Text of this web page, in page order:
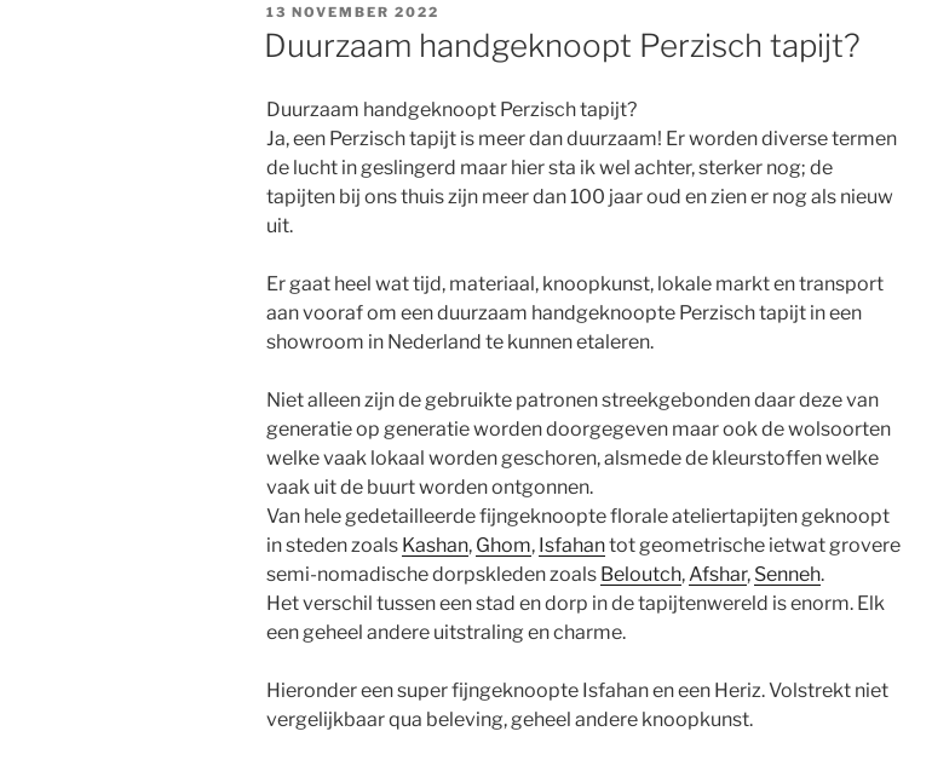
GEPLAATST
OP
13 NOVEMBER 2022
Duurzaam handgeknoopt Perzisch tapijt?
Duurzaam handgeknoopt Perzisch tapijt?
Ja, een Perzisch tapijt is meer dan duurzaam! Er worden diverse termen
de lucht in geslingerd maar hier sta ik wel achter, sterker nog; de
tapijten bij ons thuis zijn meer dan 100 jaar oud en zien er nog als nieuw
uit.
Er gaat heel wat tijd, materiaal, knoopkunst, lokale markt en transport
aan vooraf om een duurzaam handgeknoopte Perzisch tapijt in een
showroom in Nederland te kunnen etaleren.
Niet alleen zijn de gebruikte patronen streekgebonden daar deze van
generatie op generatie worden doorgegeven maar ook de wolsoorten
welke vaak lokaal worden geschoren, alsmede de kleurstoffen welke
vaak uit de buurt worden ontgonnen.
Van hele gedetailleerde fijngeknoopte florale ateliertapijten geknoopt
in steden zoals Kashan, Ghom, Isfahantot geometrische ietwat grovere
semi-nomadische dorpskleden zoals Beloutch, Afshar, Senneh.
Het verschil tussen een stad en dorp in de tapijtenwereld is enorm. Elk
een geheel andere uitstraling en charme.
Hieronder een super fijngeknoopte Isfahan en een Heriz. Volstrekt niet
vergelijkbaar qua beleving, geheel andere knoopkunst.